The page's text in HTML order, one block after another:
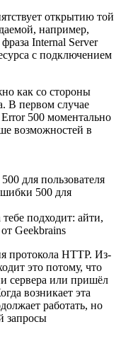
открытию той
например,
Internal Server
с подключением
как со стороны
В первом случае
500 моментально
возможностей в
для пользователя
500 для
подходит: айти,
Geekbrains
протокола НТТР. Из-
это потому, что
сервера или пришёл
возникает эта
работать, но
запросы